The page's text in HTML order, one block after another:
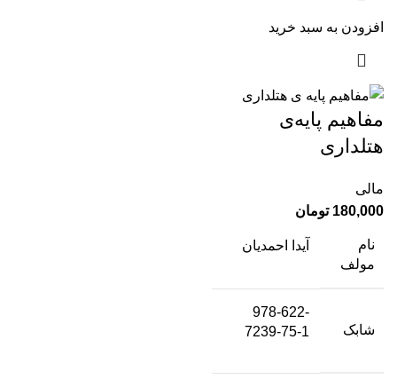
افزودن به سبد خرید
مفاهیم پایه‌ی
هتلداری
مالی
180,000 تومان
نام
مولف
آیدا احمدیان
شابک
978-622-
7239-75-1